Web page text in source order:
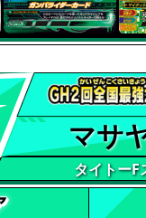
マ
タイトーF